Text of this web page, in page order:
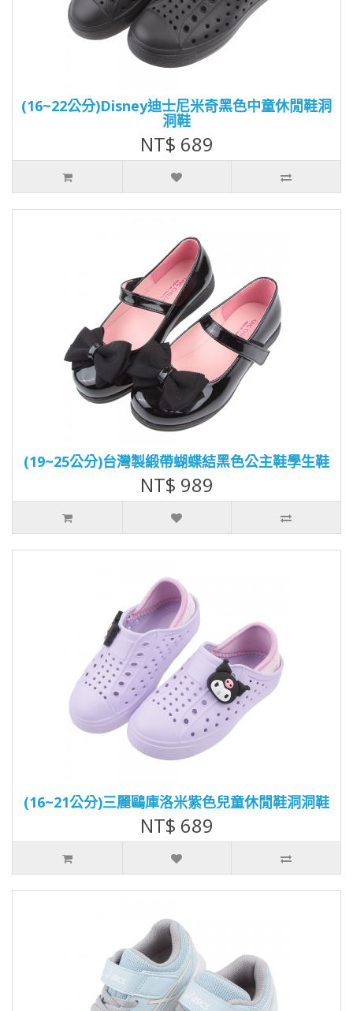
(16~22公分)Disney迪士尼米奇黑色中童休閒鞋洞
洞鞋
NT$ 689
(19~25公分)台灣製緞帶蝴蝶結黑色公主鞋學生鞋
NT$ 989
(16~21公分)三麗鷗庫洛米紫色兒童休閒鞋洞洞鞋
NT$ 689